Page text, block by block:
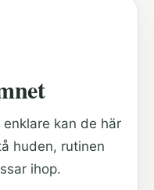
kan de här
huden, rutinen
ihop.